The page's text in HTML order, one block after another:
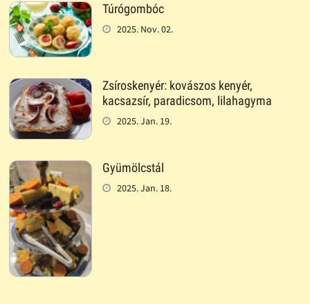
Túrógombóc
2025. Nov. 02.
Zsíroskenyér: kovászos kenyér,
kacsazsír, paradicsom, lilahagyma
2025. Jan. 19.
Gyümölcstál
2025. Jan. 18.